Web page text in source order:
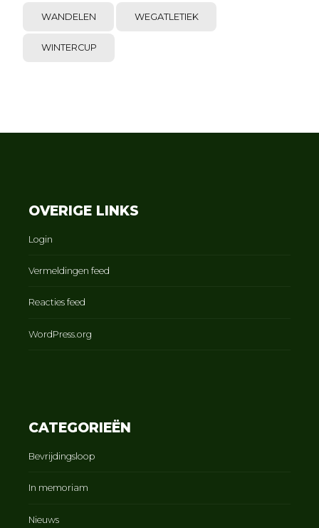
WANDELEN WEGATLETIEK
WINTERCUP
OVERIGE LINKS
Login
Vermeldingen feed
Reacties feed
WordPress.org
CATEGORIEËN
Bevrijdingsloop
In memoriam
Nieuws